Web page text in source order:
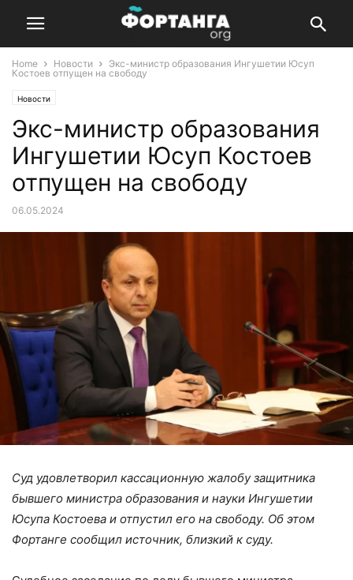
Home Новости
Экс-министр образования Ингушетии Юсуп
Костоев отпущен на свободу
Новости
Экс-министр образования
Ингушетии Юсуп Костоев
отпущен на свободу
06.05.2024
Суд удовлетворил кассационную жалобу защитника
бывшего министра образования и науки Ингушетии
Юсупа Костоева и отпустил его на свободу. Об этом
Фортанге сообщил источник, близкий к суду.